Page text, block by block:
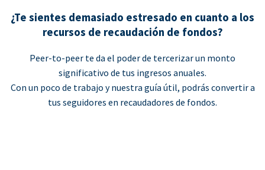
¿Te sientes demasiado estresado en cuanto a los
recursos de recaudación de fondos?
Peer-to-peer te da el poder de tercerizar un monto
significativo de tus ingresos anuales.
Con un poco de trabajo y nuestra guía útil, podrás convertir a
tus seguidores en recaudadores de fondos.